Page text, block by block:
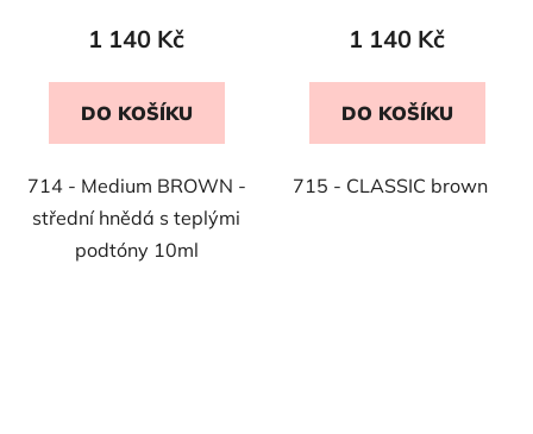
1 140 Kč
DO KOŠÍKU
714 - Medium BROWN -
střední hnědá s teplými
podtóny 10ml
1 140 Kč
DO KOŠÍKU
715 - CLASSIC brown